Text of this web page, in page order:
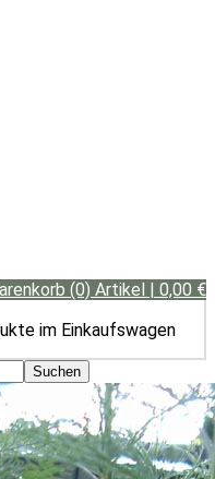
(0) Artikel | 0,00 €
im Einkaufswagen